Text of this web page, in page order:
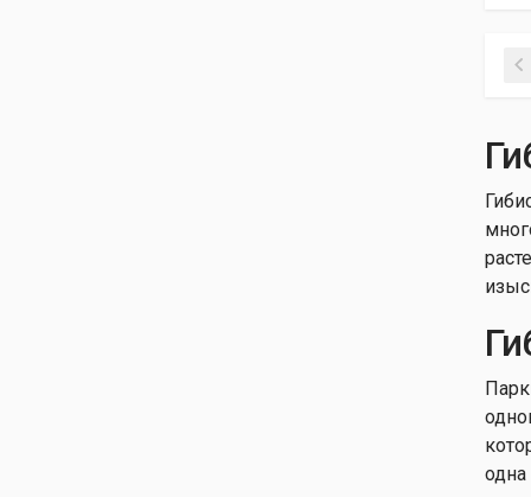
одна